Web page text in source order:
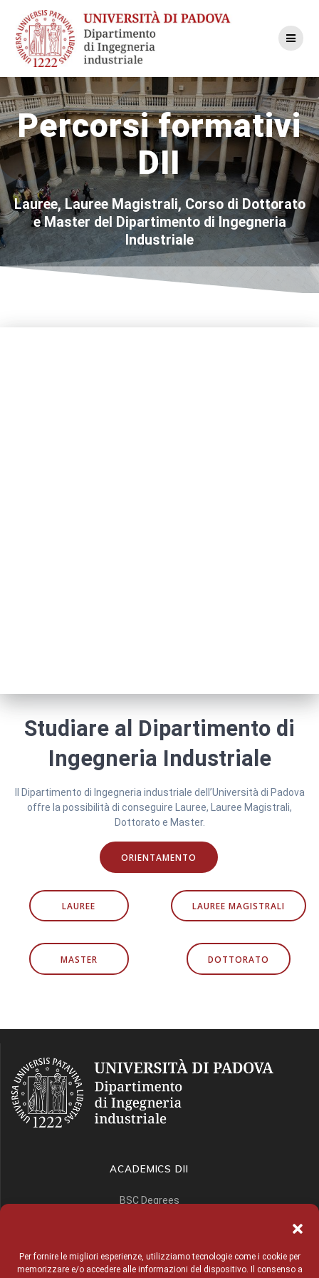
Per fornire le migliori esperienze, utilizziamo tecnologie come i cookie per
memorizzare e/o accedere alle informazioni del dispositivo. Il consenso a
to
Percorsi formativi
DII
Lauree, Lauree Magistrali, Corso di Dottorato
e Master del Dipartimento di Ingegneria
Industriale
Studiare al Dipartimento di
Ingegneria Industriale
Il Dipartimento di Ingegneria industriale dell’Università di Padova
offre la possibilità di conseguire Lauree, Lauree Magistrali,
Dottorato e Master.
ORIENTAMENTO
LAUREE LAUREE MAGISTRALI
MASTER DOTTORATO
ACADEMICS DII
BSC Degrees
PHD